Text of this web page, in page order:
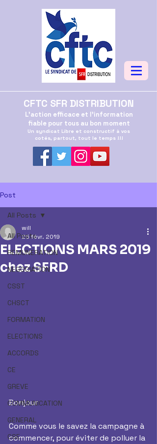
CFTC SFR DISTRIBUTION
L'action efficace et l'information
fiable pour tous au bon moment
Un syndicat Libre et constructif à vos
cotés, partout, tout le temps !!!
Post
All Posts
REMUNERATION
NEGOCIATION
CSST
CHSCT
FORMATION
ELECTIONS
ACCORDS
CE
GREVE
COMMUNICATION
GENERAL
CSE
All Posts
ELECTIONS MARS 2019
chez SFRD
will
25 févr. 2019
Bonjour
Comme vous le savez la campagne à
commencer, pour éviter de polluer la